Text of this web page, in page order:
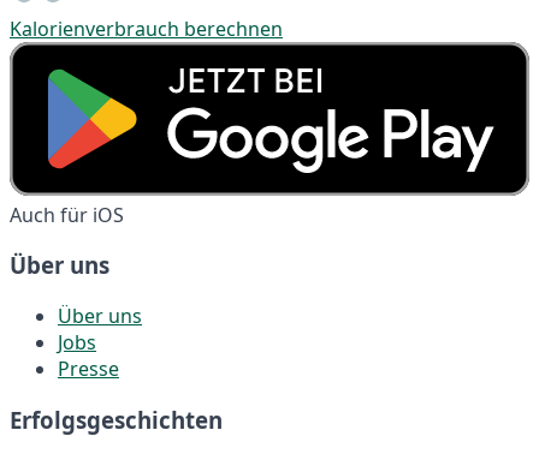
Kalorienverbrauch berechnen
Auch für iOS
Über uns
Über uns
Jobs
Presse
Erfolgsgeschichten